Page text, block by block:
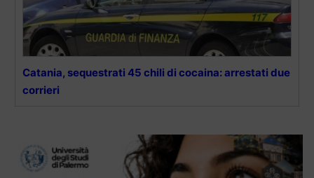
Catania, sequestrati 45 chili di cocaina: arrestati due
corrieri